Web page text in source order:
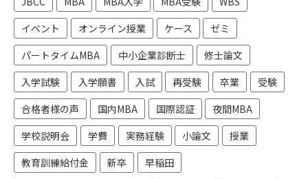
イベント
オンライン授業 ケース
ゼミ
パートタイムMBA
中小企業診断士
修士論文
入学試験
入学願書 入試 再受験 卒業
受験
合格者様の声
国内MBA 国際認証
夜間MBA
学校説明会
学費 実務経験 小論文
授業
教育訓練給付金
新卒
早稲田